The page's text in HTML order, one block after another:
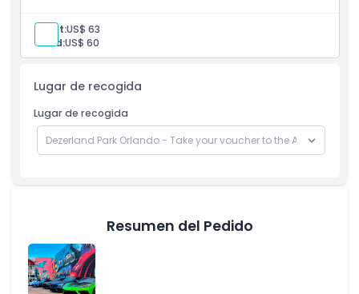
Adult:US$ 63
Child:US$ 60
Lugar de recogida
Lugar de recogida
Resumen del Pedido